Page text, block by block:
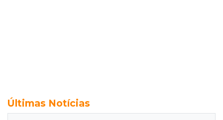
Últimas Notícias